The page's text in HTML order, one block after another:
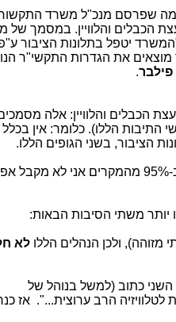
שפרסם מנכ"ל משרד
הכבלים והלוויין. במסמך של
יטפל בתלונות הציבור
את הגדרות התקשי"ר
.
הכבלים והלוויין: אלה
הללו). כלומר: אין בכלל
הציבור, בשני הגופים הללו.
אני למשל, פונה לא מעט ומבקש לבדוק תלונות שלי (או שהועברו דרכי), אבל ב-95%
יותר משתי הסיבות הבאות:
ולכן הנהלים הללולא
כתוב (למשל בנוהל של
לטלוויזיה הרב ערוצית...". אז